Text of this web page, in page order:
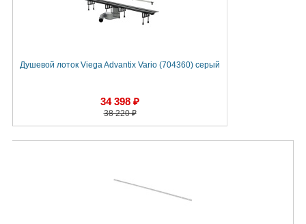
Душевой лоток Viega Advantix Vario (704360) серый
34 398 ₽
38 220 ₽